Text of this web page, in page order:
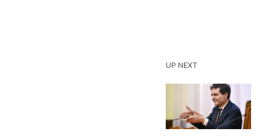
UP NEXT